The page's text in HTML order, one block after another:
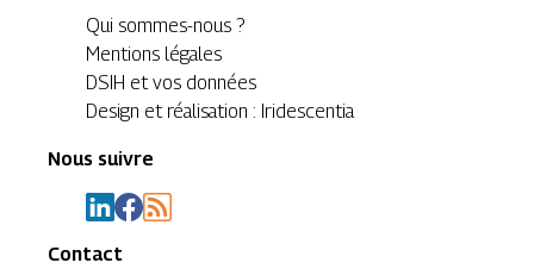
Qui sommes-nous ?
Mentions légales
DSIH et vos données
Design et réalisation : Iridescentia
Nous suivre
Contact